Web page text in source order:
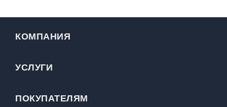
КОМПАНИЯ
УСЛУГИ
ПОКУПАТЕЛЯМ